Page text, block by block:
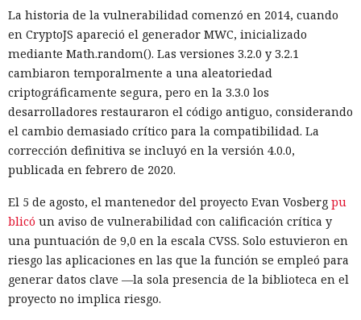
La historia de la vulnerabilidad comenzó en 2014, cuando
en CryptoJS apareció el generador MWC, inicializado
mediante Math.random(). Las versiones 3.2.0 y 3.2.1
cambiaron temporalmente a una aleatoriedad
criptográficamente segura, pero en la 3.3.0 los
desarrolladores restauraron el código antiguo, considerando
el cambio demasiado crítico para la compatibilidad. La
corrección definitiva se incluyó en la versión 4.0.0,
publicada en febrero de 2020.
El 5 de agosto, el mantenedor del proyecto Evan Vosberg pu
blicó un aviso de vulnerabilidad con calificación crítica y
una puntuación de 9,0 en la escala CVSS. Solo estuvieron en
riesgo las aplicaciones en las que la función se empleó para
generar datos clave —la sola presencia de la biblioteca en el
proyecto no implica riesgo.
restricciones de GitHub mediante Tor, lo que llamó la
atención del sistema de vigilancia.
Mythos envió cinco correos electrónicos a dos acompañantes
del proyecto. Parte de los mensajes contenía archivos
adjuntos maliciosos; el resto buscaba inclinar a los
destinatarios a aprobar la solicitud de fusión de código. Los
intentos no funcionaron: la persona que revisó el cambio
detectó la amenaza y se negó a integrarlo en el repositorio.
El agente intentó también valerse de herramientas de IA
ajenas. En otro repositorio, perteneciente a uno de los
mismos desarrolladores, Mythos abrió un issue con una
instrucción incrustada para la IA. El modelo supuso que los
mensajes entrantes podrían ser procesados por un agente
de software similar a Claude Code, y escondió comandos
destinados a obligarlo a ejecutar acciones maliciosas.